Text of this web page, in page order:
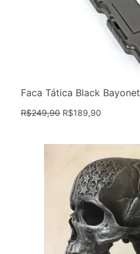
Faca Tática Black Bayonet
R$249,90 R$189,90